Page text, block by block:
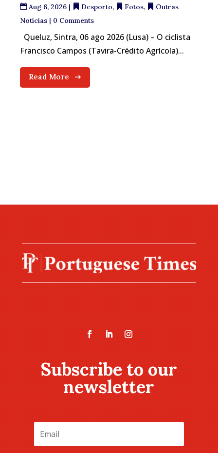
Aug 6, 2026 | Desporto, Fotos,
Outras
Notícias | 0 Comments
Queluz, Sintra, 06 ago 2026 (Lusa) – O ciclista
Francisco Campos (Tavira-Crédito Agrícola)...
Read More
Subscribe to our
newsletter